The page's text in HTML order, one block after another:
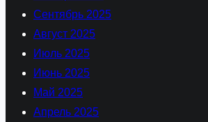
Сентябрь 2025
Август 2025
Июль 2025
Июнь 2025
Май 2025
Апрель 2025